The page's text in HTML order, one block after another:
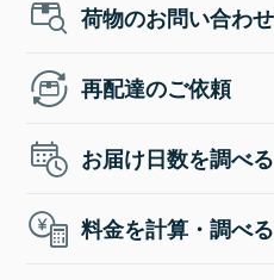
荷物のお問い合わせ
再配達のご依頼
お届け日数を調べる
料金を計算・調べる